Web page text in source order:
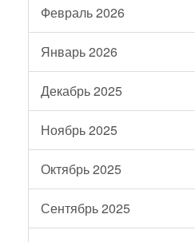
Февраль 2026
Январь 2026
Декабрь 2025
Ноябрь 2025
Октябрь 2025
Сентябрь 2025